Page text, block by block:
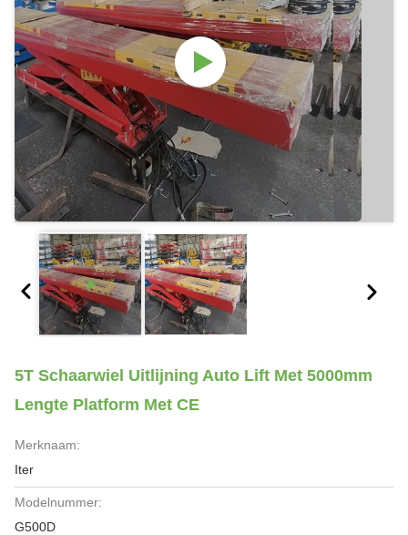
5T Schaarwiel Uitlijning Auto Lift Met 5000mm
Lengte Platform Met CE
Merknaam:
Iter
Modelnummer:
G500D